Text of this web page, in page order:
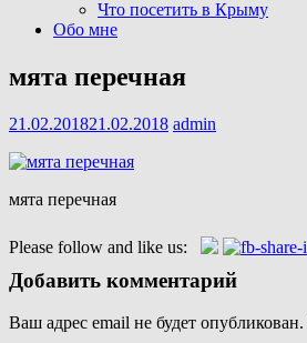
Что посетить в Крыму
Обо мне
мята перечная
21.02.201821.02.2018 admin
мята перечная
Please follow and like us:
Навигация
по
записям
Добавить комментарий
Ваш адрес email не будет опубликован.